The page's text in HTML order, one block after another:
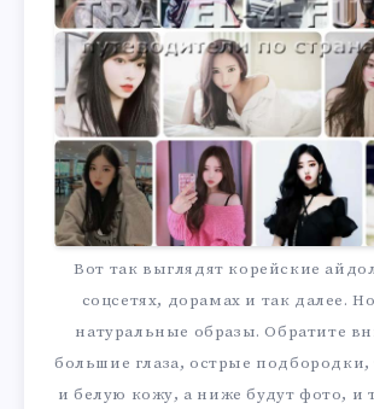
Вот так выглядят корейские
соцсетях, дорамах и так далее.
натуральные образы. Обратите
большие глаза, острые
и белую кожу, а ниже будут фото, и